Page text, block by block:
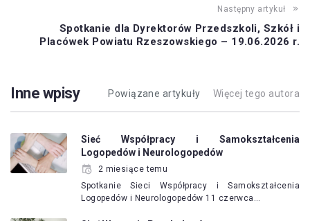
Następny artykuł
Spotkanie dla Dyrektorów Przedszkoli, Szkół i
Placówek Powiatu Rzeszowskiego – 19.06.2026 r.
Inne wpisy Powiązane artykuły Więcej tego autora
Sieć Współpracy i Samokształcenia
Logopedów i Neurologopedów
2 miesiące temu
Spotkanie Sieci Współpracy i Samokształcenia
Logopedów i Neurologopedów 11 czerwca…